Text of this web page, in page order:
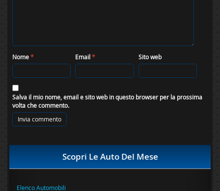
Nome* Email* Sito web
Salva il mio nome, email e sito web in questo browser per la prossima
volta che commento.
Scopri Le Auto Del Mese
Elenco Automobili